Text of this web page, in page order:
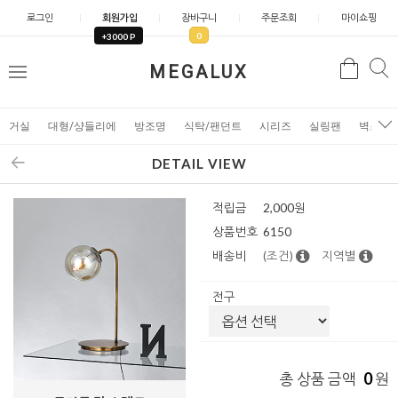
로그인 회원가입
+3000 P
장바구니
0
주문조회 마이쇼핑
MEGALUX
메
검
거실 대형/샹들리에 방조명 식탁/팬던트 시리즈 실링팬 벽조명
DETAIL VIEW
적립금
2,000원
상품번호 6150
배송비
(조건) 지역별
전구
총 상품 금액 0원